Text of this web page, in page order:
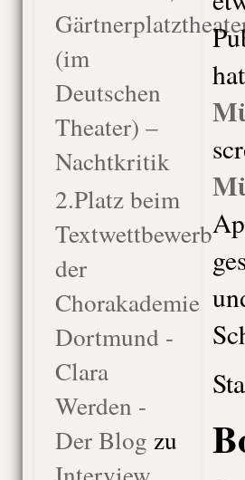
(im
Deutschen
Theater) –
Nachtkritik
2.Platz beim
Textwettbewerb
der
Chorakademie
Dortmund -
Clara
Werden -
Der Blog zu